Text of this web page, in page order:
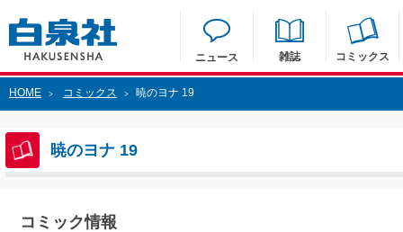
ニュース 雑誌 コミックス
HOME > コミックス > 暁のヨナ 19
暁のヨナ 19
コミック情報